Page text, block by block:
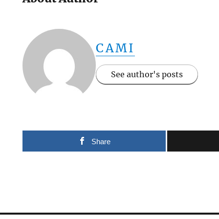
CAMI
See author's posts
Share